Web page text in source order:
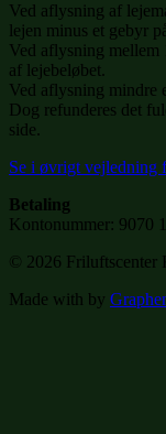
Ved aflysning af
lejen minus et gebyr
Ved aflysning mellem
af lejebeløbet.
Ved aflysning mindre
Dog refunderes det
side.
Se i øvrigt vejledning
Betaling
Kontonummer: 9070
© 2026 Friluftscenter
Made with by